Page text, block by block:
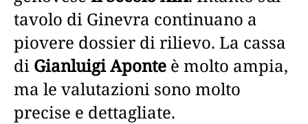
tavolo di Ginevra continuano a
piovere dossier di rilievo. La cassa
di Gianluigi Aponte è molto ampia,
ma le valutazioni sono molto
precise e dettagliate.